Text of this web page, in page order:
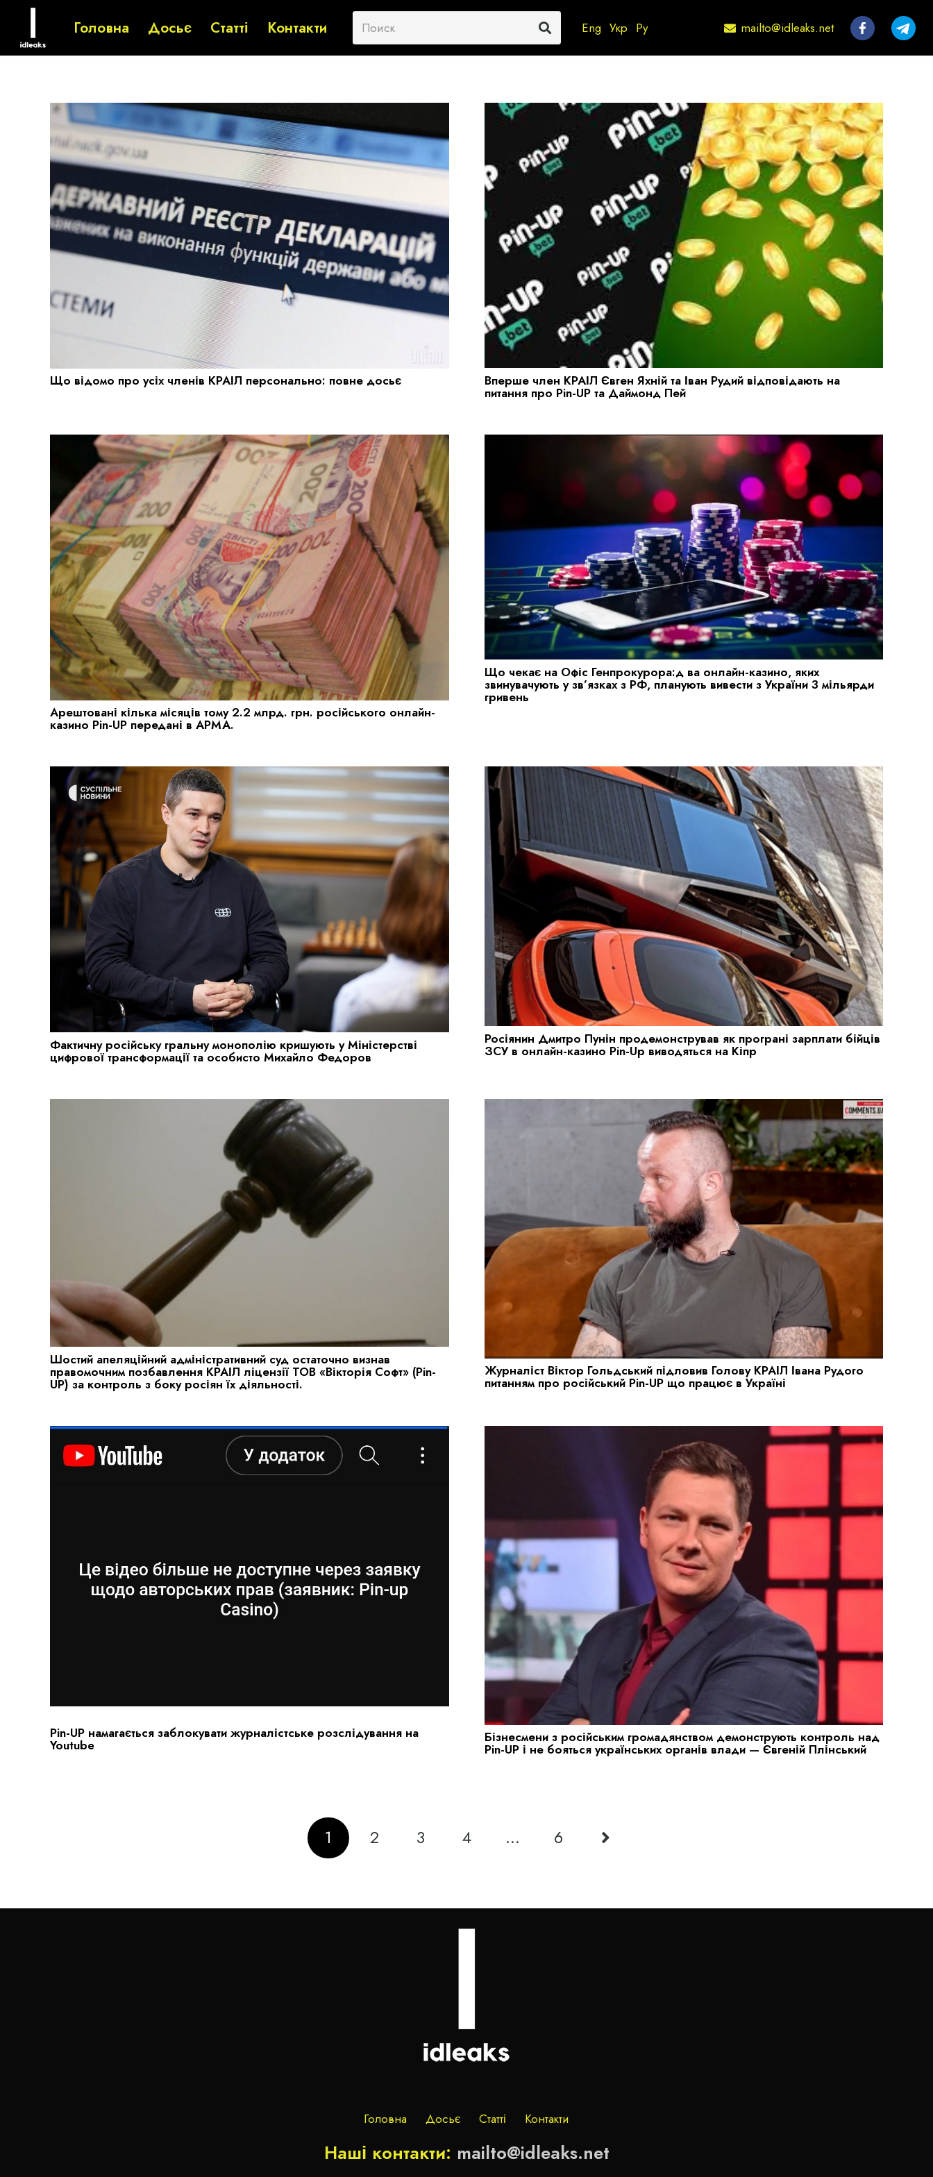
Головна Досьє Статті Контакти Eng Укр Ру mailto@idleaks.net
Що відомо про усіх членів КРАІЛ персонально: повне досьє Вперше член КРАІЛ Євген Яхній та Іван Рудий відповідають на
питання про Pin-UP та Даймонд Пей
Арештовані кілька місяців тому 2.2 млрд. грн. російського онлайн-
казино Pin-UP передані в АРМА.
Що чекає на Офіс Генпрокурора:д ва онлайн-казино, яких
звинувачують у зв’язках з РФ, планують вивести з України 3 мільярди
гривень
Фактичну російську гральну монополію кришують у Міністерстві
цифрової трансформації та особисто Михайло Федоров
Росіянин Дмитро Пунін продемонстрував як програні зарплати бійців
ЗСУ в онлайн-казино Pin-Up виводяться на Кіпр
Шостий апеляційний адміністративний суд остаточно визнав
правомочним позбавлення КРАІЛ ліцензії ТОВ «Вікторія Софт» (Pin-
UP) за контроль з боку росіян їх діяльності.
Журналіст Віктор Гольдський підловив Голову КРАІЛ Івана Рудого
питанням про російський Pin-UP що працює в Україні
Pin-UP намагається заблокувати журналістське розслідування на
Youtube
Бізнесмени з російським громадянством демонструють контроль над
Pin-UP і не бояться українських органів влади — Євгеній Плінський
1 2 3 4 … 6
Головна Досьє Статті Контакти
Наші контакти: mailto@idleaks.net